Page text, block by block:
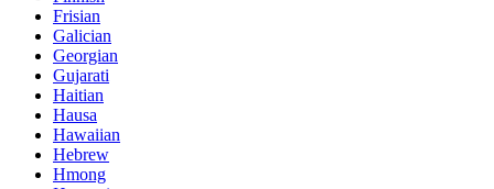
Frisian
Galician
Georgian
Gujarati
Haitian
Hausa
Hawaiian
Hebrew
Hmong